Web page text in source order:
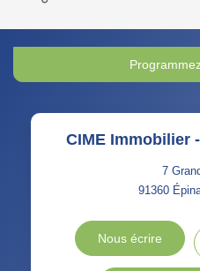
CIME Immobilier
7
91360
Nous écrire